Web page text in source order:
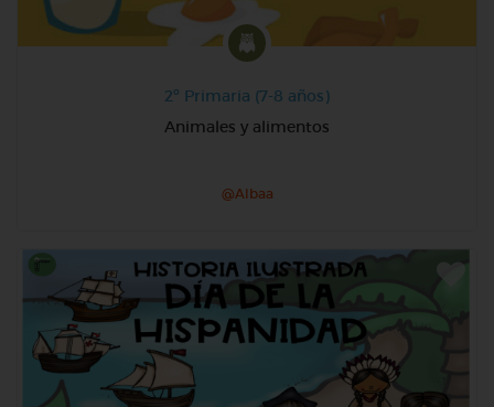
2º Primaria (7-8 años)
Animales y alimentos
@Albaa